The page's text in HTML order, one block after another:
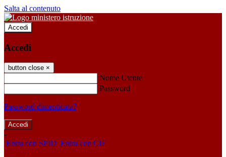
Salta al contenuto
Accedi
Accedi
button close ×
Nome Utente
Password
Password dimenticata?
-
Entra con SPID Entra con CIE